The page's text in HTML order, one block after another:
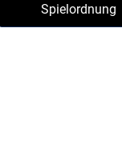
Spielordnung